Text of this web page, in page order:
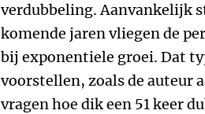
verdubbeling. Aanvankelijk
komende jaren vliegen de
bij exponentiele groei. Dat
voorstellen, zoals de auteur
vragen hoe dik een 51 keer